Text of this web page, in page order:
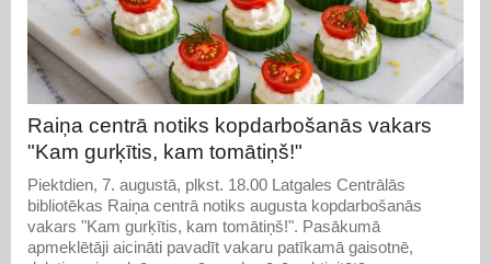
Raiņa centrā notiks kopdarbošanās vakars
"Kam gurķītis, kam tomātiņš!"
Piektdien, 7. augustā, plkst. 18.00 Latgales Centrālās
bibliotēkas Raiņa centrā notiks augusta kopdarbošanās
vakars "Kam gurķītis, kam tomātiņš!". Pasākumā
apmeklētāji aicināti pavadīt vakaru patīkamā gaisotnē,